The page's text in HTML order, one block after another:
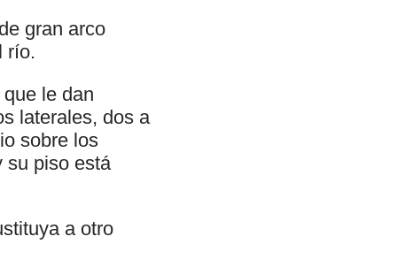
gran arco
río.
le dan
laterales, dos a
sobre los
su piso está
a otro